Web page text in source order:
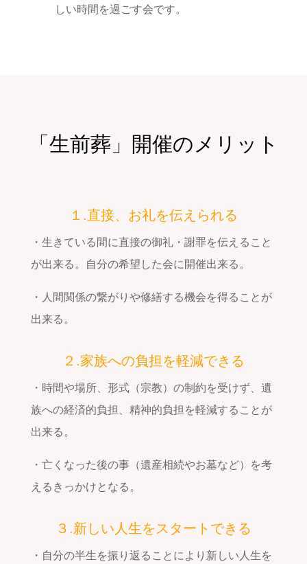
しい時間を過ごす会です。
「生前葬」開催のメリット
１.直接、お礼を伝えられる
・生きている間に直接の御礼・謝罪を伝えること
が出来る。自分の希望した会に開催出来る。
・人間関係の繋がりや修繕する機会を得ることが
出来る。
２.家族への負担を軽減できる
・時間や場所、形式（宗教）の制約を受けず、遺
族への経済的負担、精神的負担を軽減することが
出来る。
・亡くなった後の事（遺産相続やお墓など）を考
えるきっかけとなる。
３.新しい人生をスタートできる
・自分の半生を振り返ることにより新しい人生を